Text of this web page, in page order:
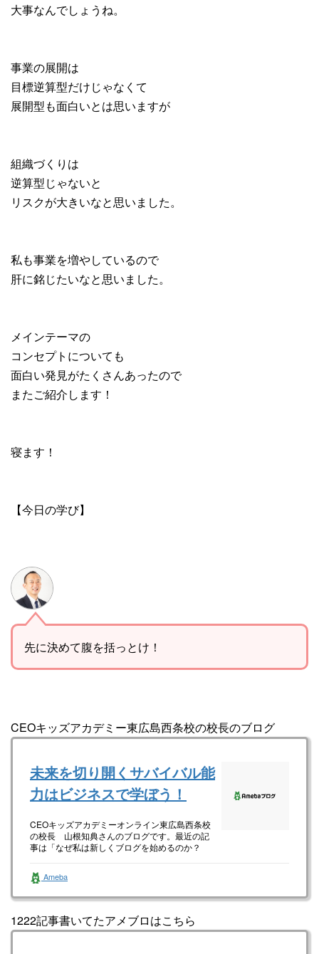
大事なんでしょうね。
事業の展開は
目標逆算型だけじゃなくて
展開型も面白いとは思いますが
組織づくりは
逆算型じゃないと
リスクが大きいなと思いました。
私も事業を増やしているので
肝に銘じたいなと思いました。
メインテーマの
コンセプトについても
面白い発見がたくさんあったので
またご紹介します！
寝ます！
【今日の学び】
先に決めて腹を括っとけ！
CEOキッズアカデミー東広島西条校の校長のブログ
未来を切り開くサバイバル能
力はビジネスで学ぼう！
CEOキッズアカデミーオンライン東広島西条校
の校長 山根知典さんのブログです。最近の記
事は「なぜ私は新しくブログを始めるのか？
Ameba
1222記事書いてたアメブロはこちら